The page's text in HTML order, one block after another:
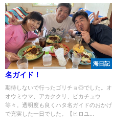
海日記
名ガイド！
期待しないで行ったゴリチョ◎でした。オ
オウミウマ、アカククリ、ピカチュウ
等々。透明度も良くハタ名ガイドのおかげ
で充実した一日でした。【ヒロユ...